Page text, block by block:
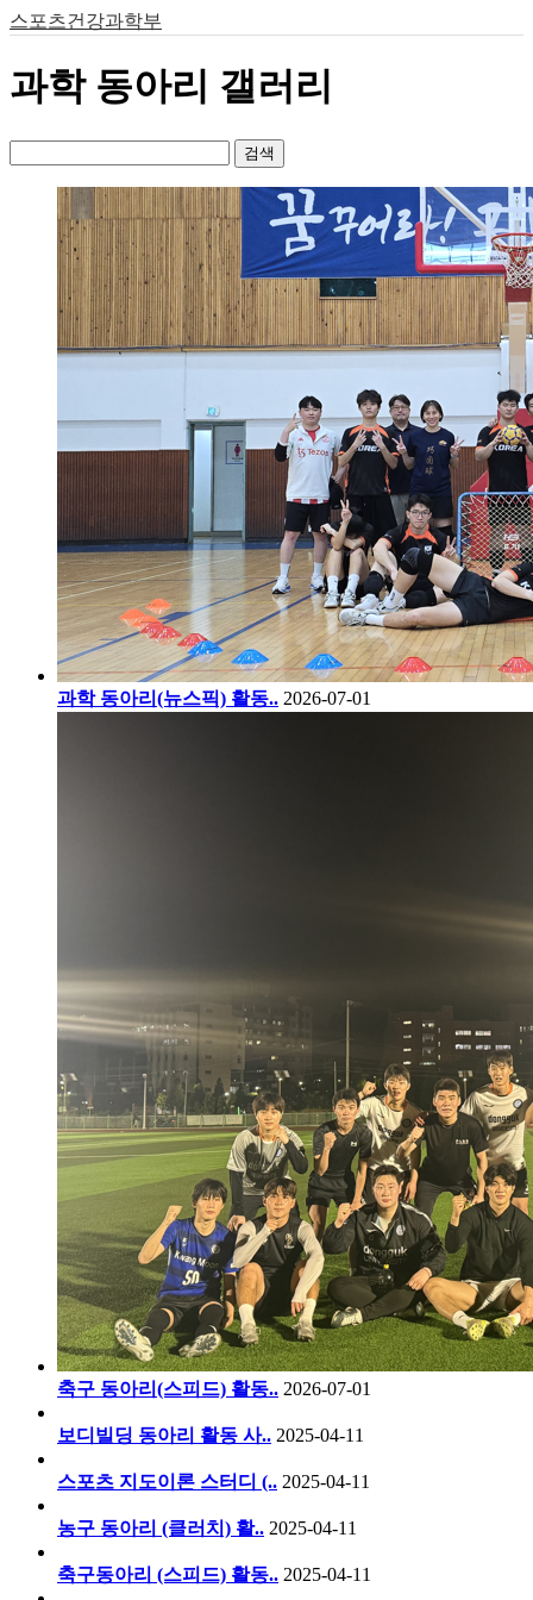
스포츠건강과학부
과학 동아리 갤러리
검색
과학 동아리(뉴스픽) 활동.. 2026-07-01
축구 동아리(스피드) 활동.. 2026-07-01
보디빌딩 동아리 활동 사.. 2025-04-11
스포츠 지도이론 스터디 (.. 2025-04-11
농구 동아리 (클러치) 활.. 2025-04-11
축구동아리 (스피드) 활동.. 2025-04-11